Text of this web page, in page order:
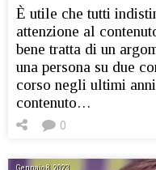
È utile che tutti
attenzione al
bene tratta di un
una persona su due
corso negli ultimi
contenuto…
0
Gennaio 8, 2023